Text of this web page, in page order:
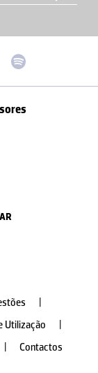
Utilização
Contactos